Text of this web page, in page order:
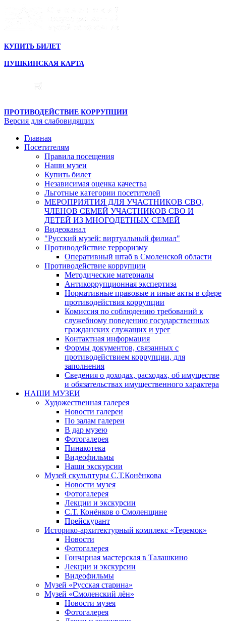
КУПИТЬ БИЛЕТ
ПУШКИНСКАЯ КАРТА
ПРОТИВОДЕЙСТВИЕ КОРРУПЦИИ
Версия для слабовидящих
Главная
Посетителям
Правила посещения
Наши музеи
Купить билет
Независимая оценка качества
Льготные категории посетителей
МЕРОПРИЯТИЯ ДЛЯ УЧАСТНИКОВ СВО,
ЧЛЕНОВ СЕМЕЙ УЧАСТНИКОВ СВО И
ДЕТЕЙ ИЗ МНОГОДЕТНЫХ СЕМЕЙ
Видеоканал
"Русский музей: виртуальный филиал"
Противодействие терроризму
Оперативный штаб в Смоленской области
Противодействие коррупции
Методические материалы
Антикоррупционная экспертиза
Нормативные правовые и иные акты в сфере
противодействия коррупции
Комиссия по соблюдению требований к
служебному поведению государственных
гражданских служащих и урег
Контактная информация
Формы документов, связанных с
противодействием коррупции, для
заполнения
Сведения о доходах, расходах, об имуществе
и обязательствах имущественного характера
НАШИ МУЗЕИ
Художественная галерея
Новости галереи
По залам галереи
В дар музею
Фотогалерея
Пинакотека
Видеофильмы
Наши экскурсии
Музей скульптуры С.Т.Конёнкова
Новости музея
Фотогалерея
Лекции и экскурсии
С.Т. Конёнков о Смоленщине
Прейскурант
Историко-архитектурный комплекс «Теремок»
Новости
Фотогалерея
Гончарная мастерская в Талашкино
Лекции и экскурсии
Видеофильмы
Музей «Русская старина»
Музей «Смоленский лён»
Новости музея
Фотогалерея